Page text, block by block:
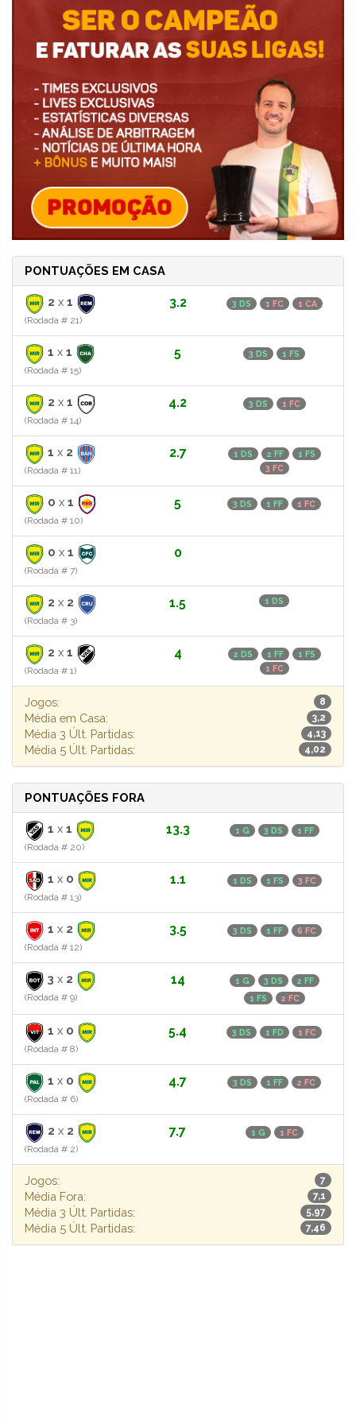
PONTUAÇÕES EM CASA
2 x 1
(Rodada # 21)
3.2 3 DS 1 FC 1 CA
1 x 1
(Rodada # 15)
5 3 DS 1 FS
2 x 1
(Rodada # 14)
4.2 3 DS 1 FC
1 x 2
(Rodada # 11)
2.7 1 DS 2 FF
1 FS
3 FC
0 x 1
(Rodada # 10)
5 3 DS 1 FF 1 FC
0 x 1
(Rodada # 7)
0
2 x 2
(Rodada # 3)
1.5 1 DS
2 x 1
(Rodada # 1)
4 2 DS 1 FF
1 FS
1 FC
Jogos: 8
Média em Casa: 3,2
Média 3 Últ. Partidas: 4,13
Média 5 Últ. Partidas: 4,02
PONTUAÇÕES FORA
1 x 1
(Rodada # 20)
13.3 1 G 3 DS 1 FF
1 x 0
(Rodada # 13)
1.1 1 DS 1 FS 3 FC
1 x 2
(Rodada # 12)
3.5 3 DS 1 FF 6 FC
3 x 2
(Rodada # 9)
14 1 G 3 DS
2 FF
1 FS
2 FC
1 x 0
(Rodada # 8)
5.4 3 DS 1 FD 1 FC
1 x 0
(Rodada # 6)
4.7 3 DS 1 FF 2 FC
2 x 2
(Rodada # 2)
7.7 1 G 1 FC
Jogos: 7
Média Fora: 7,1
Média 3 Últ. Partidas: 5,97
Média 5 Últ. Partidas: 7,46